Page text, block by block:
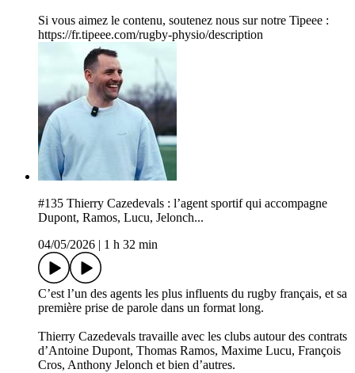
Si vous aimez le contenu, soutenez nous sur notre Tipeee :
https://fr.tipeee.com/rugby-physio/description
#135 Thierry Cazedevals : l’agent sportif qui accompagne
Dupont, Ramos, Lucu, Jelonch...
04/05/2026
1 h 32 min
C’est l’un des agents les plus influents du rugby français, et sa
première prise de parole dans un format long.
Thierry Cazedevals travaille avec les clubs autour des contrats
d’Antoine Dupont, Thomas Ramos, Maxime Lucu, François
Cros, Anthony Jelonch et bien d’autres.